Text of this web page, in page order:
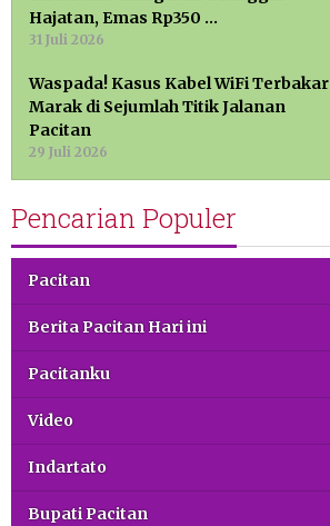
Hajatan, Emas Rp350 …
31 Juli 2026
Waspada! Kasus Kabel WiFi Terbakar
Marak di Sejumlah Titik Jalanan
Pacitan
29 Juli 2026
Pencarian Populer
Pacitan
Berita Pacitan Hari ini
Pacitanku
Video
Indartato
Bupati Pacitan